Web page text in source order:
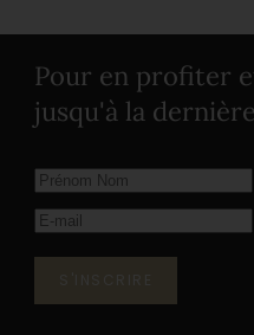
Pour en profiter
jusqu'à la